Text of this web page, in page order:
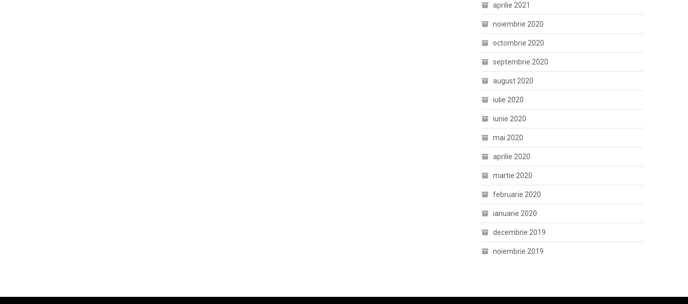
aprilie 2021
noiembrie 2020
octombrie 2020
septembrie 2020
august 2020
iulie 2020
iunie 2020
mai 2020
aprilie 2020
martie 2020
februarie 2020
ianuarie 2020
decembrie 2019
noiembrie 2019